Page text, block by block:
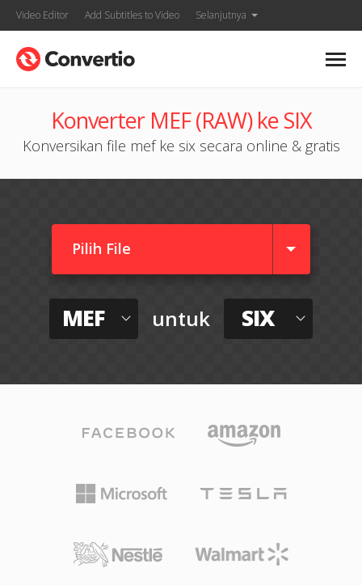
Video Editor Add Subtitles to Video Selanjutnya
Konverter MEF (RAW) ke SIX
Konversikan file mef ke six secara online & gratis
Pilih File
MEF untuk SIX